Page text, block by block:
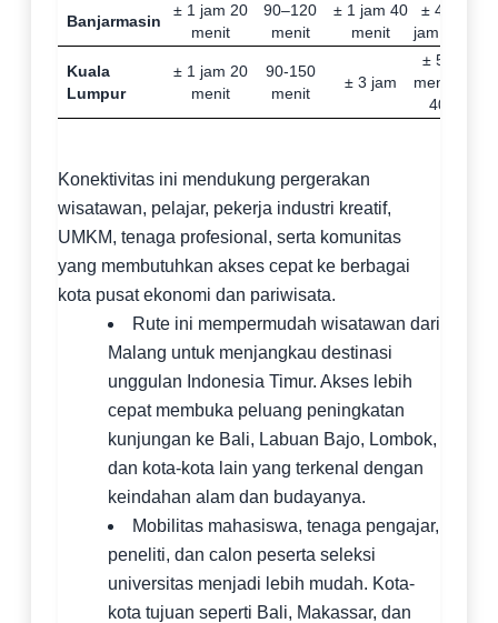
Banjarmasin
± 1 jam 20
menit
90–120
menit
± 1 jam 40
menit
± 4 jam - 4
jam 40
Kuala
Lumpur
± 1 jam 20
menit
90-150
menit
± 3 jam
± 5 jam 50
menit - 6
40 menit
Konektivitas ini mendukung pergerakan
wisatawan, pelajar, pekerja industri kreatif,
UMKM, tenaga profesional, serta komunitas
yang membutuhkan akses cepat ke berbagai
kota pusat ekonomi dan pariwisata.
Rute ini mempermudah wisatawan dari
Malang untuk menjangkau destinasi
unggulan Indonesia Timur. Akses lebih
cepat membuka peluang peningkatan
kunjungan ke Bali, Labuan Bajo, Lombok,
dan kota-kota lain yang terkenal dengan
keindahan alam dan budayanya.
Mobilitas mahasiswa, tenaga pengajar,
peneliti, dan calon peserta seleksi
universitas menjadi lebih mudah. Kota-
kota tujuan seperti Bali, Makassar, dan